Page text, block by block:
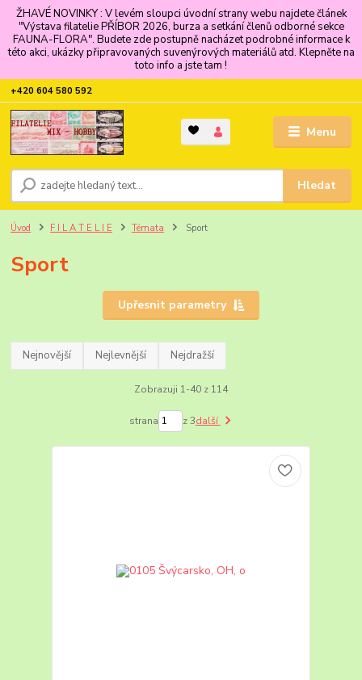
ŽHAVÉ NOVINKY : V levém sloupci úvodní strany webu najdete článek
"Výstava filatelie PŘÍBOR 2026, burza a setkání členů odborné sekce
FAUNA-FLORA". Budete zde postupně nacházet podrobné informace k
této akci, ukázky připravovaných suvenýrových materiálů atd. Klepněte na
toto info a jste tam !
Menu
Hledat
+420 604 580 592
Úvod F I L A T E L I E Témata Sport
Sport
Upřesnit parametry
Nejnovější Nejlevnější Nejdražší
Zobrazuji 1-40 z 114
strana z 3další